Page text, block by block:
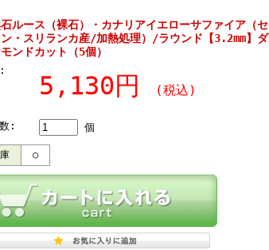
ルース（裸石）・カナリアイエローサファイア（セ
・スリランカ産/加熱処理）/ラウンド【3.2mm】ダ
ンドカット（5個）
5,130円 (税込)
: 個
○